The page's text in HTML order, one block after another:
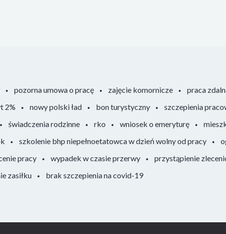
pozorna umowa o pracę zajęcie komornicze praca
2% nowy polski ład bon turystyczny szczepienia
świadczenia rodzinne rko wniosek o emeryturę
szkolenie bhp niepełnoetatowca w dzień wolny od pracy
pracy wypadek w czasie przerwy przystąpienie
zasiłku brak szczepienia na covid-19